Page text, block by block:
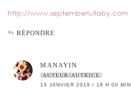
http://www.septemberlullaby.com
RÉPONDRE
MANAYIN
AUTEUR/AUTRICE
13 JANVIER 2019 / 18 H 00 MIN